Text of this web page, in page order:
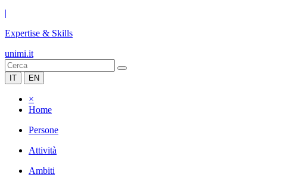
|
Expertise & Skills
unimi.it
IT EN
×
Home
Persone
Attività
Ambiti